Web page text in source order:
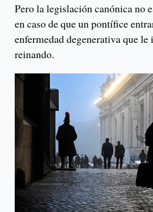
Pero la legislación canónica no
en caso de que un pontífice
enfermedad degenerativa que
reinando.